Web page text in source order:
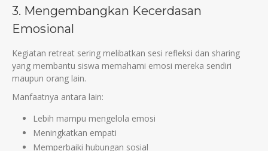
3. Mengembangkan Kecerdasan
Emosional
Kegiatan retreat sering melibatkan sesi refleksi dan sharing
yang membantu siswa memahami emosi mereka sendiri
maupun orang lain.
Manfaatnya antara lain:
Lebih mampu mengelola emosi
Meningkatkan empati
Memperbaiki hubungan sosial